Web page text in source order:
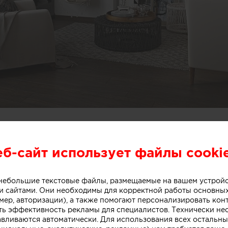
когда напротив есть возможность поставить
дивана поместились два вида кресла: одно
будет читать книгу, т.к. позади большое окно; а
и прилечь. Благодаря такому
гостями
сайт использует файлы
текстовые файлы, размещаемые на вашем
сайтами. Они необходимы для корректной работы
авторизации), а также помогают персонализировать
эффективность рекламы для специалистов. Технически
автоматически. Для использования всех